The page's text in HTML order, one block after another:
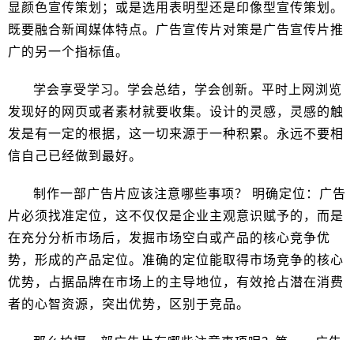
显颜色宣传策划；或是选用表明型还是印像型宣传策划。
既要融合新闻媒体特点。广告宣传片对策是广告宣传片推
广的另一个指标值。
学会享受学习。学会总结，学会创新。平时上网浏览
发现好的网页或者素材就要收集。设计的灵感，灵感的触
发是有一定的根据，这一切来源于一种积累。永远不要相
信自己已经做到最好。
制作一部广告片应该注意哪些事项？ 明确定位：广告
片必须找准定位，这不仅仅是企业主观意识赋予的，而是
在充分分析市场后，发掘市场空白或产品的核心竞争优
势，形成的产品定位。准确的定位能取得市场竞争的核心
优势，占据品牌在市场上的主导地位，有效抢占潜在消费
者的心智资源，突出优势，区别于竞品。